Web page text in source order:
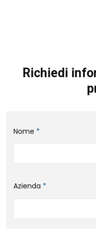
Richiedi
Nome *
Azienda *